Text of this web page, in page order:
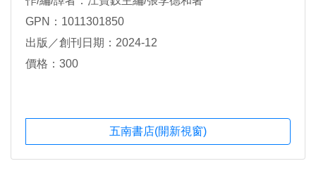
GPN：1011301850
出版／創刊日期：2024-12
價格：300
五南書店(開新視窗)